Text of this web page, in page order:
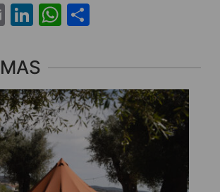
EmailLinkedIn
WhatsApp